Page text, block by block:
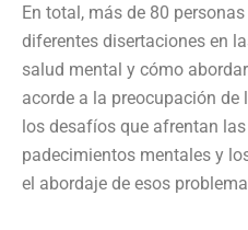
En total, más de 80
diferentes disertaciones en
salud mental y cómo
acorde a la preocupación
los desafíos que afrentan
padecimientos mentales y
el abordaje de esos